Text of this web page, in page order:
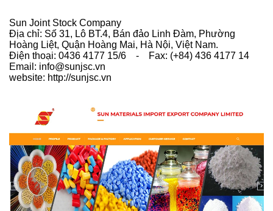
Sun Joint Stock Company
Địa chỉ: Số 31, Lô BT.4, Bán đảo Linh Đàm, Phường
Hoàng Liệt, Quận Hoàng Mai, Hà Nội, Việt Nam.
Điện thoại: 0436 4177 15/6 - Fax: (+84) 436 4177 14
Email: info@sunjsc.vn
website: http://sunjsc.vn